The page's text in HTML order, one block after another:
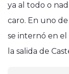
ya al todo o
caro. En uno de
se internó en el
la salida de
Curicó
Curicó
Empate
Deportes